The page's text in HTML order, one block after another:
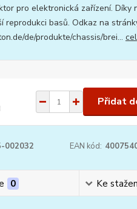
pro elektronická zařízení. Díky
reprodukci basů. Odkaz na
de/produkte/chassis/brei...
Přidat
002032 EAN kód:
0 Ke